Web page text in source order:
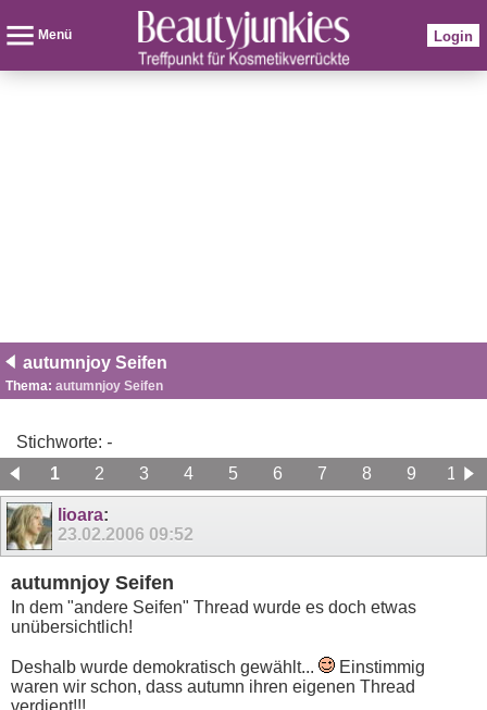
Menü Login
autumnjoy Seifen
Thema: autumnjoy Seifen
Stichworte: -
1
2 3 4 5 6 7 8 9
10
11
12
lioara:
23.02.2006 09:52
autumnjoy Seifen
In dem "andere Seifen" Thread wurde es doch etwas
unübersichtlich!
Deshalb wurde demokratisch gewählt...
Einstimmig
waren wir schon, dass autumn ihren eigenen Thread